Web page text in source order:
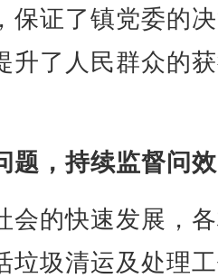
保证了镇党委的
升了人民群众的
，持续监督问效
的快速发展，
垃圾清运及处理